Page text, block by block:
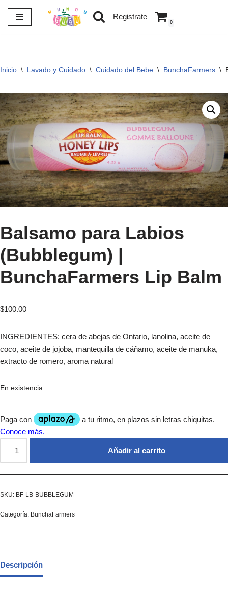
Saltar
Registrate
0
Inicio \ Lavado y Cuidado \ Cuidado del Bebe \ BunchaFarmers \
Balsamo para Labios
(Bubblegum) |
BunchaFarmers Lip Balm
$100.00
INGREDIENTES: cera de abejas de Ontario, lanolina, aceite de
coco, aceite de jojoba, mantequilla de cáñamo, aceite de manuka,
extracto de romero, aroma natural
En existencia
Añadir al carrito
SKU: BF-LB-BUBBLEGUM
Categoría: BunchaFarmers
Descripción